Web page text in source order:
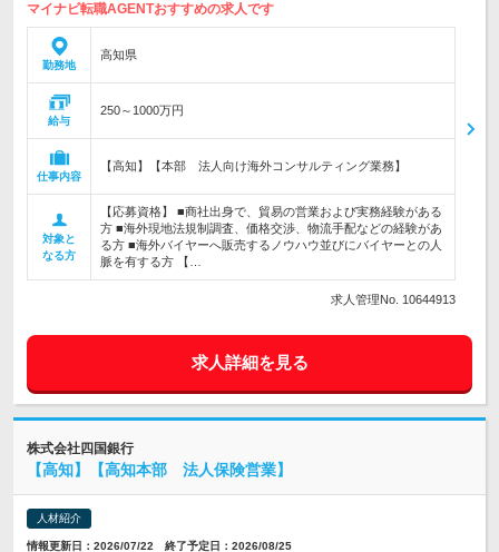
マイナビ転職AGENTおすすめの求人です
勤務地
高知県
給与
250～1000万円
仕事内容
【高知】【本部 法人向け海外コンサルティング業務】
対象と
なる方
【応募資格】 ■商社出身で、貿易の営業および実務経験がある
方 ■海外現地法規制調査、価格交渉、物流手配などの経験があ
る方 ■海外バイヤーへ販売するノウハウ並びにバイヤーとの人
脈を有する方 【…
求人管理No. 10644913
求人詳細を見る
株式会社四国銀行
【高知】【高知本部 法人保険営業】
人材紹介
情報更新日：2026/07/22 終了予定日：2026/08/25